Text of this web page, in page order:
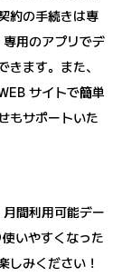
約の手続きは専
用のアプリでデ
ます。また、
サイトで簡単
もサポートいた
間利用可能デー
いやすくなった
みください！